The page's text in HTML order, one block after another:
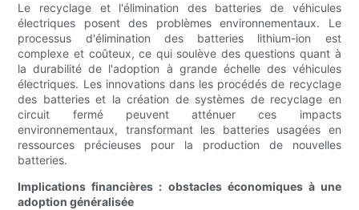
Le recyclage et l'élimination des batteries de véhicules
électriques posent des problèmes environnementaux. Le
processus d'élimination des batteries lithium-ion est
complexe et coûteux, ce qui soulève des questions quant à
la durabilité de l'adoption à grande échelle des véhicules
électriques. Les innovations dans les procédés de recyclage
des batteries et la création de systèmes de recyclage en
circuit fermé peuvent atténuer ces impacts
environnementaux, transformant les batteries usagées en
ressources précieuses pour la production de nouvelles
batteries.
Implications financières : obstacles économiques à une
adoption généralisée